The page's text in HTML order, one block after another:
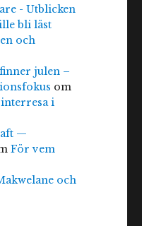
- Utblicken
bli läst
och
julen –
om
i
—
För vem
och